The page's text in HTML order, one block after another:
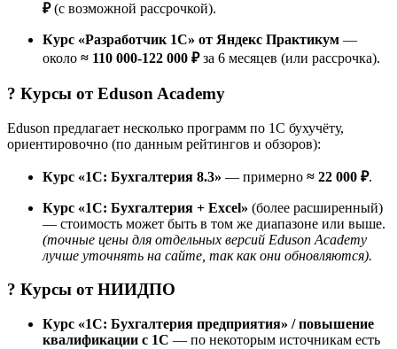
₽(с возможной рассрочкой).
Курс «Разработчик 1C» от Яндекс Практикум —
около ≈ 110 000-122 000 ₽за 6 месяцев (или рассрочка).
? Курсы отEduson Academy
Eduson предлагает несколько программ по 1С бухучёту,
ориентировочно (по данным рейтингов и обзоров):
Курс «1С: Бухгалтерия 8.3» — примерно ≈ 22 000 ₽.
Курс «1С: Бухгалтерия + Excel» (более расширенный)
— стоимость может быть в том же диапазоне или выше.
(точные цены для отдельных версий Eduson Academy
лучше уточнять на сайте, так как они обновляются).
? Курсы отНИИДПО
Курс «1С: Бухгалтерия предприятия» / повышение
квалификации с 1С — по некоторым источникам есть